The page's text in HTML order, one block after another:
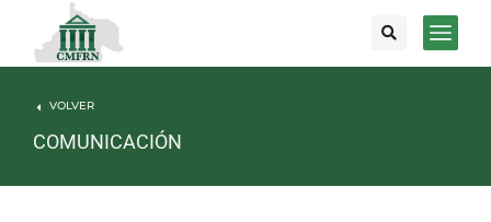
VOLVER
COMUNICACIÓN